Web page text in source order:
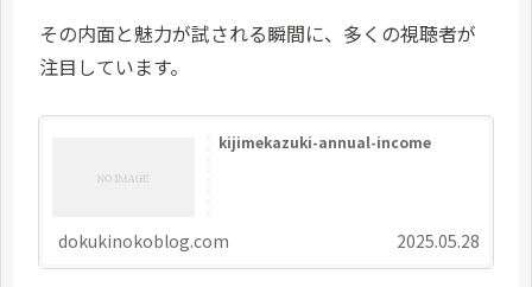
その内面と魅力が試される瞬間に、多くの視聴者が
注目しています。
kijimekazuki-annual-income
dokukinokoblog.com 2025.05.28